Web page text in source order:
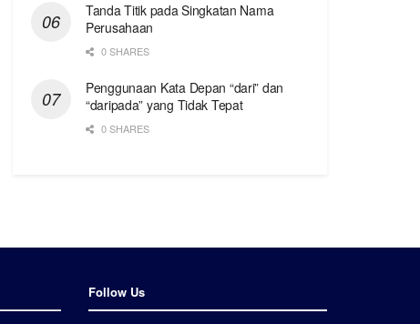
Tanda Titik pada Singkatan Nama
Perusahaan
0 SHARES
Penggunaan Kata Depan “dari” dan
“daripada” yang Tidak Tepat
0 SHARES
Follow Us